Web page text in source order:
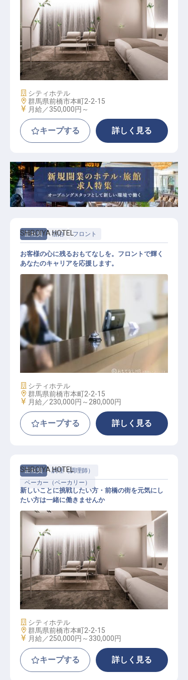
デューティーマネージャー
施設業態
シティホテル
勤務地
群馬県前橋市本町2-2-15
給与
月給／350,000円～
キープする 詳しく見る
正社員 宿泊 フロント
フロントスタッフ
SHIROIYA HOTEL
お客様の心に残るおもてなしを。フロントで輝く
あなたのキャリアを応援します。
施設業態
シティホテル
勤務地
群馬県前橋市本町2-2-15
給与
月給／230,000円～ 280,000円
キープする 詳しく見る
正社員
調理（調理師）
ベーカー（ベーカリー）
ベーカリー ブーランジェ
SHIROIYA HOTEL
新しいことに挑戦したい方・前橋の街を元気にし
たい方は一緒に働きませんか
施設業態
シティホテル
勤務地
群馬県前橋市本町2-2-15
給与
月給／250,000円～ 330,000円
キープする 詳しく見る